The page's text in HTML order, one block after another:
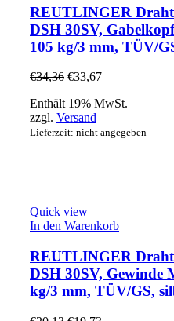
REUTLINGER
DSH 30SV,
105 kg/3 mm, TÜV/
€34,36 €33,67
Enthält 19% MwSt.
zzgl. Versand
Lieferzeit: nicht angegeben
Quick view
In den Warenkorb
REUTLINGER
DSH 30SV, Gewinde
kg/3 mm, TÜV/GS,